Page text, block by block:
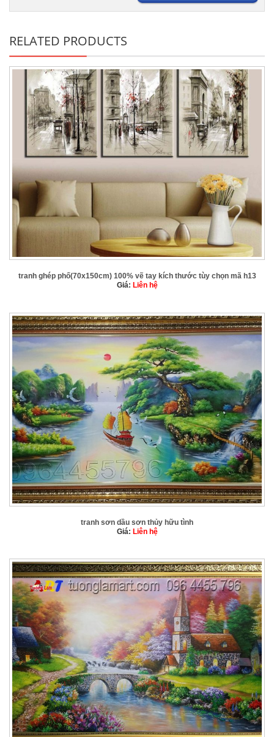
RELATED PRODUCTS
tranh ghép phố(70x150cm) 100% vẽ tay kích thước tùy chọn mã h13
Giá: Liên hệ
tranh sơn dầu sơn thủy hữu tình
Giá: Liên hệ